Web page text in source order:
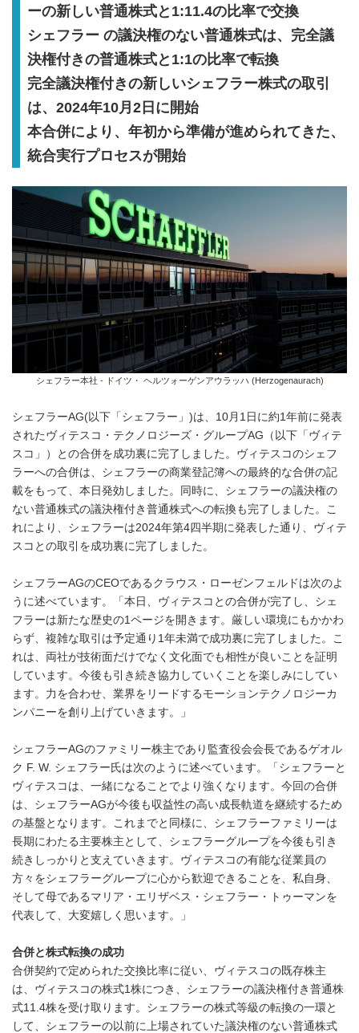
ーの新しい普通株式と1:11.4の比率で交換
シェフラー の議決権のない普通株式は、完全議
決権付きの普通株式と1:1の比率で転換
完全議決権付きの新しいシェフラー株式の取引
は、2024年10月2日に開始
本合併により、年初から準備が進められてきた、
統合実行プロセスが開始
シェフラー本社 - ドイツ・ ヘルツォーゲンアウラッハ (Herzogenaurach)
シェフラーAG(以下「シェフラー」)は、10月1日に約1年前に発表
されたヴィテスコ・テクノロジーズ・グループAG（以下「ヴィテ
スコ」）との合併を成功裏に完了しました。ヴィテスコのシェフ
ラーへの合併は、シェフラーの商業登記簿への最終的な合併の記
載をもって、本日発効しました。同時に、シェフラーの議決権の
ない普通株式の議決権付き普通株式への転換も完了しました。こ
れにより、シェフラーは2024年第4四半期に発表した通り、ヴィテ
スコとの取引を成功裏に完了しました。
シェフラーAGのCEOであるクラウス・ローゼンフェルドは次のよ
うに述べています。「本日、ヴィテスコとの合併が完了し、シェ
フラーは新たな歴史の1ページを開きます。厳しい環境にもかかわ
らず、複雑な取引は予定通り1年未満で成功裏に完了しました。こ
れは、両社が技術面だけでなく文化面でも相性が良いことを証明
しています。今後も引き続き協力していくことを楽しみにしてい
ます。力を合わせ、業界をリードするモーションテクノロジーカ
ンパニーを創り上げていきます。」
シェフラーAGのファミリー株主であり監査役会会長であるゲオル
ク F. W. シェフラー氏は次のように述べています。「シェフラーと
ヴィテスコは、一緒になることでより強くなります。今回の合併
は、シェフラーAGが今後も収益性の高い成長軌道を継続するため
の基盤となります。これまでと同様に、シェフラーファミリーは
長期にわたる主要株主として、シェフラーグループを今後も引き
続きしっかりと支えていきます。ヴィテスコの有能な従業員の
方々をシェフラーグループに心から歓迎できることを、私自身、
そして母であるマリア・エリザベス・シェフラー・トゥーマンを
代表して、大変嬉しく思います。」
合併と株式転換の成功
合併契約で定められた交換比率に従い、ヴィテスコの既存株主
は、ヴィテスコの株式1株につき、シェフラーの議決権付き普通株
式11.4株を受け取ります。シェフラーの株式等級の転換の一環と
して、シェフラーの以前に上場されていた議決権のない普通株式